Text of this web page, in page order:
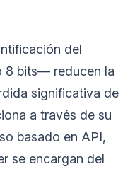
del
8 bits— reducen la
significativa de
a través de su
basado en API,
se encargan del